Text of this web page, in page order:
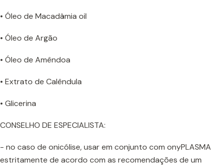
• Óleo de Macadâmia oil
• Óleo de Argão
• Óleo de Amêndoa
• Extrato de Calêndula
• Glicerina
CONSELHO DE ESPECIALISTA:
- no caso de onicólise, usar em conjunto com onyPLASMA
estritamente de acordo com as recomendações de um